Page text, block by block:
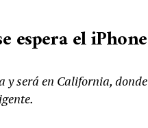
espera el iPhone
y será en California, donde